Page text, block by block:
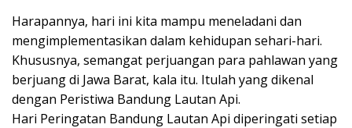
k
p
Harapannya, hari ini kita mampu meneladani dan
mengimplementasikan dalam kehidupan sehari-hari.
Khususnya, semangat perjuangan para pahlawan yang
berjuang di Jawa Barat, kala itu. Itulah yang dikenal
dengan Peristiwa Bandung Lautan Api.
Hari Peringatan Bandung Lautan Api diperingati setiap